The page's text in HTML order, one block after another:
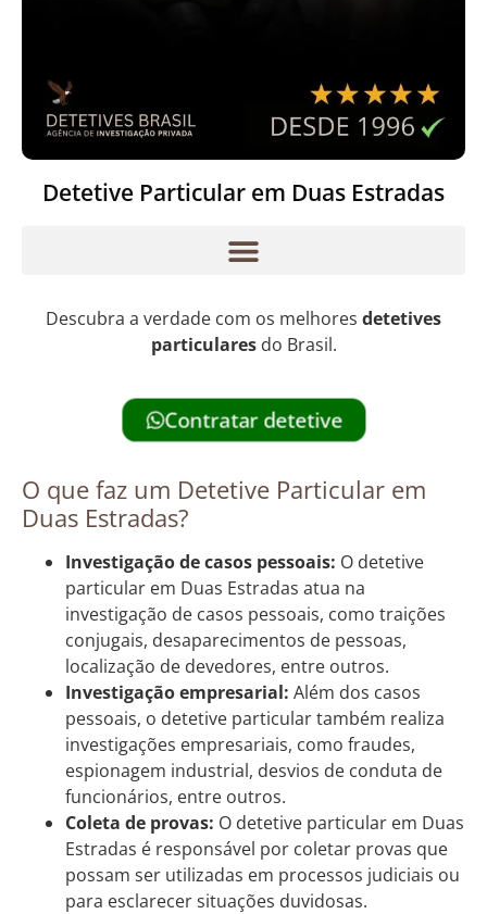
Detetive Particular em Duas Estradas
Descubra a verdade com os melhores detetives
particularesdo Brasil.
Contratar detetive
O que faz um Detetive Particular em
Duas Estradas?
Investigação de casos pessoais: O detetive
particular em Duas Estradas atua na
investigação de casos pessoais, como traições
conjugais, desaparecimentos de pessoas,
localização de devedores, entre outros.
Investigação empresarial: Além dos casos
pessoais, o detetive particular também realiza
investigações empresariais, como fraudes,
espionagem industrial, desvios de conduta de
funcionários, entre outros.
Coleta de provas: O detetive particular em Duas
Estradas é responsável por coletar provas que
possam ser utilizadas em processos judiciais ou
para esclarecer situações duvidosas.